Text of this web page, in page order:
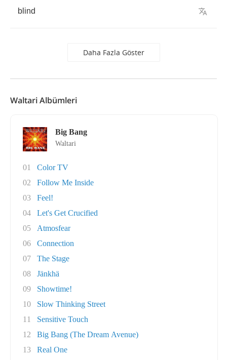
blind
Daha Fazla Göster
Waltari Albümleri
Big Bang
Waltari
01
Color TV
02
Follow Me Inside
03
Feel!
04
Let's Get Crucified
05
Atmosfear
06
Connection
07
The Stage
08
Jänkhä
09
Showtime!
10
Slow Thinking Street
11
Sensitive Touch
12
Big Bang (The Dream Avenue)
13
Real One